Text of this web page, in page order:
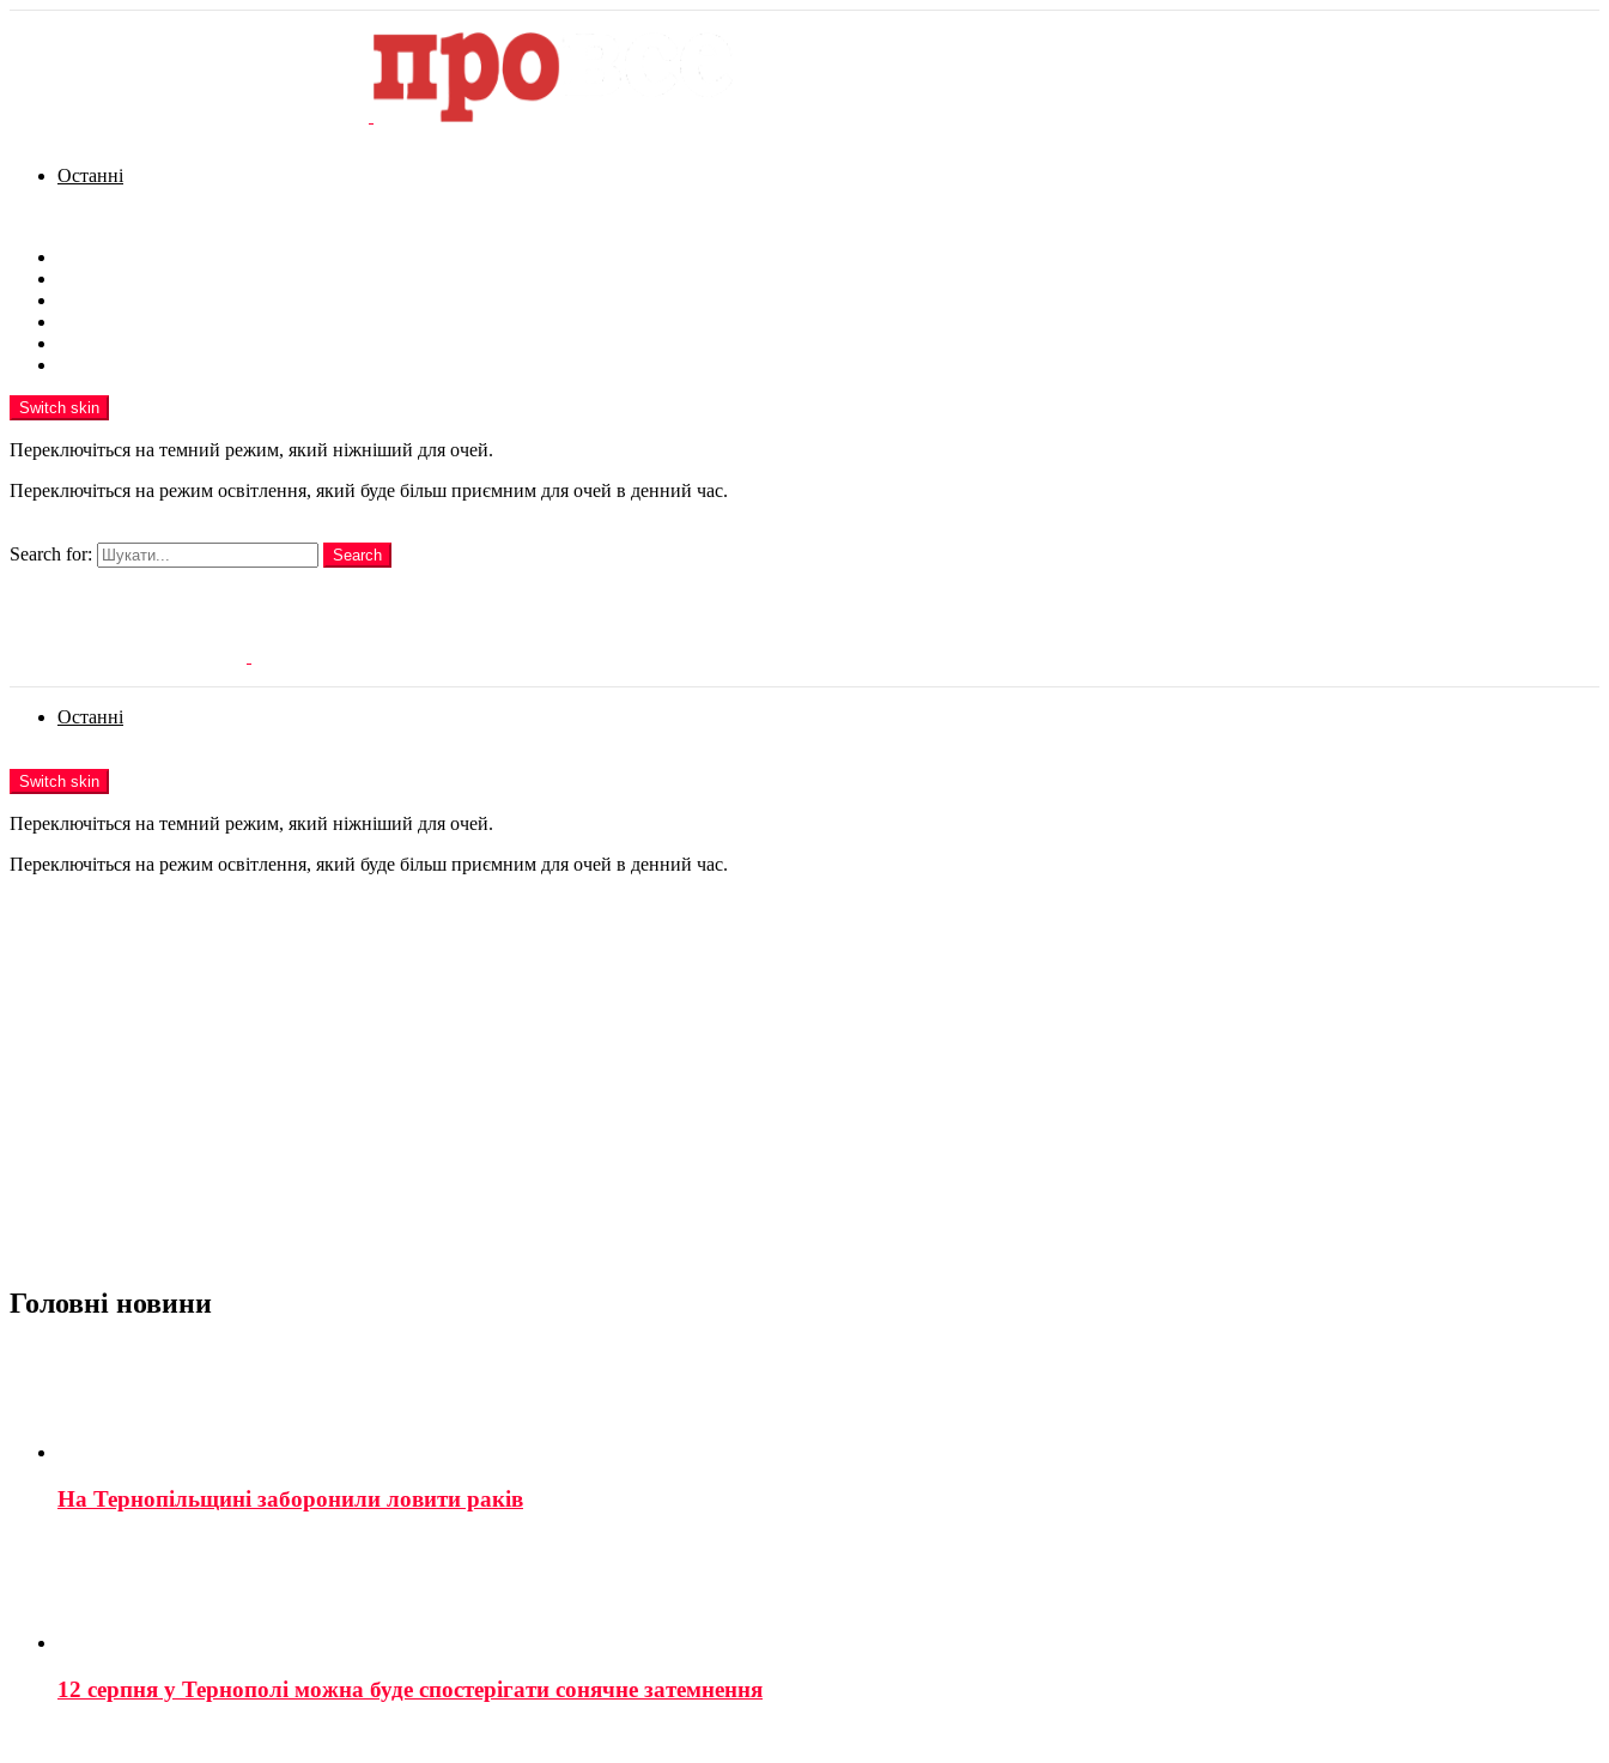
Останні
Switch skin
Переключіться на темний режим, який ніжніший для очей.
Переключіться на режим освітлення, який буде більш приємним для очей в денний час.
Search for:
Search
Останні
Switch skin
Переключіться на темний режим, який ніжніший для очей.
Переключіться на режим освітлення, який буде більш приємним для очей в денний час.
Головні новини
На Тернопільщині заборонили ловити раків
12 серпня у Тернополі можна буде спостерігати сонячне затемнення